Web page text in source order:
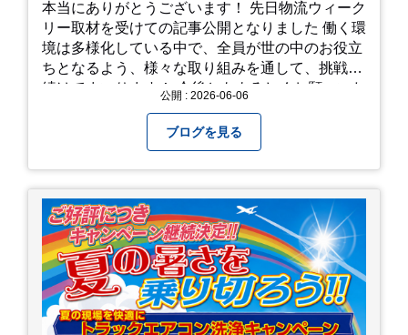
本当にありがとうございます！ 先日物流ウィーク
リー取材を受けての記事公開となりました 働く環
境は多様化している中で、全員が世の中のお役立
ちとなるよう、様々な取り組みを通して、挑戦を
続けてまいります！ 今後ともよろしくお願いいた公開 : 2026-06-06
ブログを見る